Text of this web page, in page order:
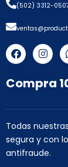
(502) 3312-
F
a
c
e
b
o
I
n
s
t
a
r
m
Compra
Todas
segura y con
antifraude.